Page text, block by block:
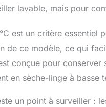
lavable, mais pour
est un critère essentiel
de ce modèle, ce qui
conçue pour
en sèche-linge à basse
un point à surveiller :